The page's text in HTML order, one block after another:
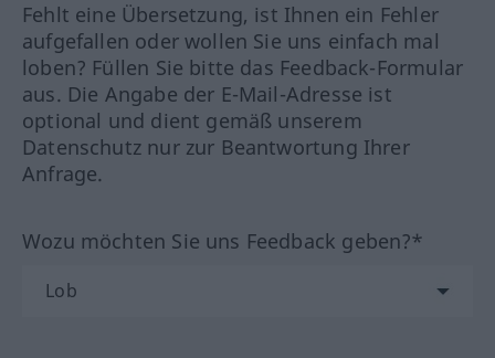
Fehlt eine Übersetzung, ist Ihnen ein Fehler
aufgefallen oder wollen Sie uns einfach mal
loben? Füllen Sie bitte das Feedback-Formular
aus. Die Angabe der E-Mail-Adresse ist
optional und dient gemäß unserem
Datenschutz nur zur Beantwortung Ihrer
Anfrage.
Wozu möchten Sie uns Feedback geben?*